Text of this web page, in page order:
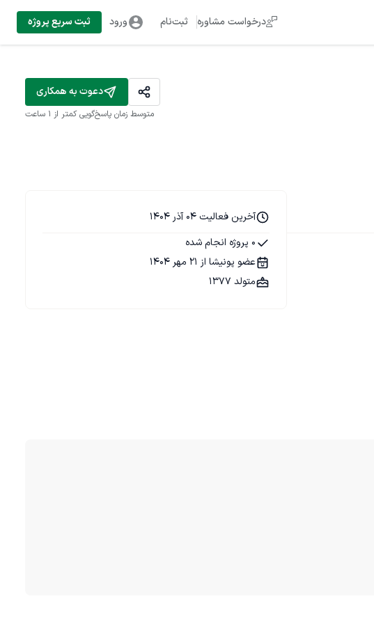
درخواست مشاوره ثبت‌نام ورود ثبت سریع پروژه
دعوت به همکاری
متوسط زمان پاسخ‌گویی کمتر از 1 ساعت
آخرین فعالیت 04 آذر 1404
0 پروژه انجام شده
عضو پونیشا از 21 مهر 1404
متولد 1377